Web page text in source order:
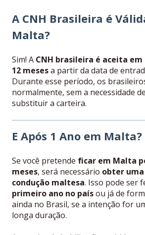
A CNH Brasileira é
Malta?
Sim! A CNH brasileira é aceita
12 mesesa partir da data de
Durante esse período, os
normalmente, sem a necessidade
substituir a carteira.
E Após 1 Ano em Malta?
Se você pretende ficar em Malta
meses, será necessário obter
condução maltesa. Isso pode ser
primeiro ano no paísou já de
ainda no Brasil, se a intenção for
longa duração.